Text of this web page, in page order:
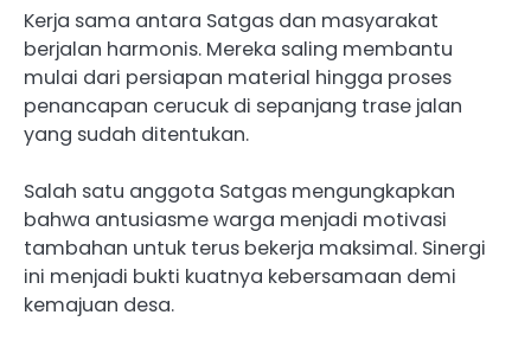
Kerja sama antara Satgas dan masyarakat
berjalan harmonis. Mereka saling membantu
mulai dari persiapan material hingga proses
penancapan cerucuk di sepanjang trase jalan
yang sudah ditentukan.
Salah satu anggota Satgas mengungkapkan
bahwa antusiasme warga menjadi motivasi
tambahan untuk terus bekerja maksimal. Sinergi
ini menjadi bukti kuatnya kebersamaan demi
kemajuan desa.